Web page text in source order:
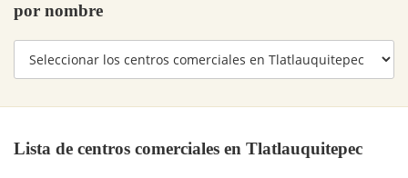
por nombre
Lista de centros comerciales en Tlatlauquitepec